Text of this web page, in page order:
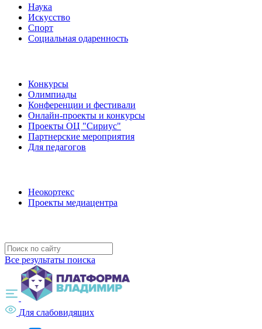
Наука
Искусство
Спорт
Социальная одаренность
Конкурсы
Олимпиады
Конференции и фестивали
Онлайн-проекты и конкурсы
Проекты ОЦ "Сириус"
Партнерские мероприятия
Для педагогов
Неокортекс
Проекты медиацентра
Все результаты поиска
Для слабовидящих